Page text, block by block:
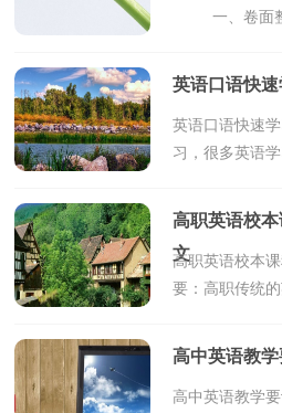
一、卷面整
情。但还是有
英语口语快
英语口语快速
习，很多英语
话，去开口说
高职英语校
文
高职英语校本
要：高职传统
智慧全身心探
高中英语教
高中英语教学